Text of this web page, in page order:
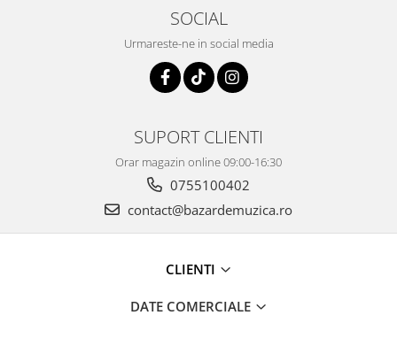
SOCIAL
Urmareste-ne in social media
SUPORT CLIENTI
Orar magazin online 09:00-16:30
0755100402
contact@bazardemuzica.ro
CLIENTI
DATE COMERCIALE